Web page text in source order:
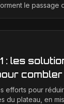
le passage
: les
2026
efforts pour
du plateau, en